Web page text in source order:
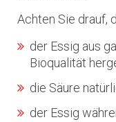
Achten Sie drauf,
der Essig aus
Bioqualität
die Säure
der Essig